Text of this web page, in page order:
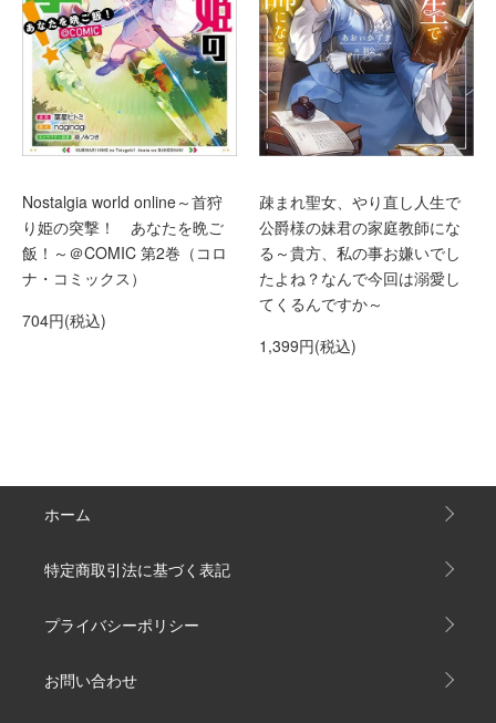
Nostalgia world online～首狩
り姫の突撃！ あなたを晩ご
飯！～＠COMIC 第2巻（コロ
ナ・コミックス）
704円(税込)
疎まれ聖女、やり直し人生で
公爵様の妹君の家庭教師にな
る～貴方、私の事お嫌いでし
たよね？なんで今回は溺愛し
てくるんですか～
1,399円(税込)
ホーム
特定商取引法に基づく表記
プライバシーポリシー
お問い合わせ